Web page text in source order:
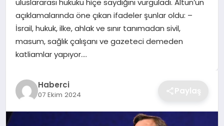
YAŞAM
GÜNDEM
uluslararası hukuku hiçe saydığını vurguladı. Altun’un
açıklamalarında öne çıkan ifadeler şunlar oldu: –
İsrail, hukuk, ilke, ahlak ve sınır tanımadan sivil,
masum, sağlık çalışanı ve gazeteci demeden
katliamlar yapıyor….
Haberci
07 Ekim 2024 Paylaş